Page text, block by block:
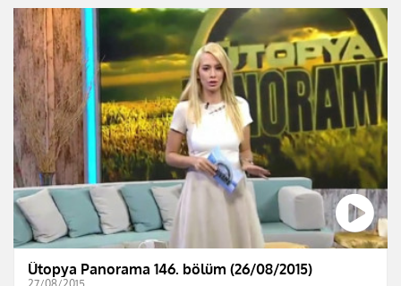
Ütopya Panorama 146. bölüm (26/08/2015)